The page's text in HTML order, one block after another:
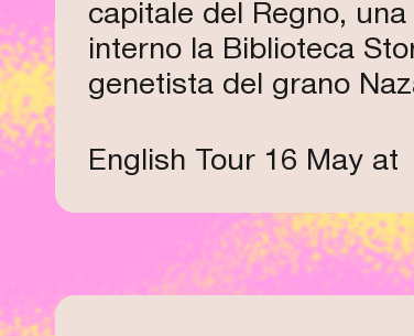
capitale del Regno,
interno la Biblioteca
genetista del grano
English Tour 16 May at